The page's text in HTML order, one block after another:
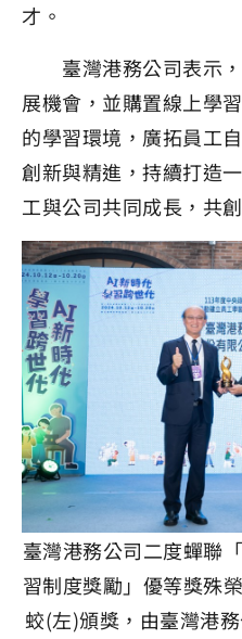
才。
臺灣港務公司表示，
展機會，並購置線上學
的學習環境，廣拓員工
創新與精進，持續打造
工與公司共同成長，共
臺灣港務公司二度蟬聯
習制度獎勵」優等獎殊
蛟(左)頒獎，由臺灣港